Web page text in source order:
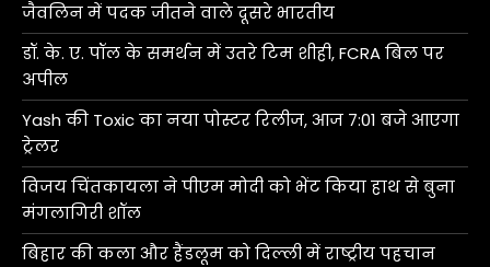
जैवलिन में पदक जीतने वाले दूसरे भारतीय
डॉ. के. ए. पॉल के समर्थन में उतरे टिम शीही, FCRA बिल पर
अपील
Yash की Toxic का नया पोस्टर रिलीज, आज 7:01 बजे आएगा
ट्रेलर
विजय चिंतकायला ने पीएम मोदी को भेंट किया हाथ से बुना
मंगलागिरी शॉल
बिहार की कला और हैंडलूम को दिल्ली में राष्ट्रीय पहचान